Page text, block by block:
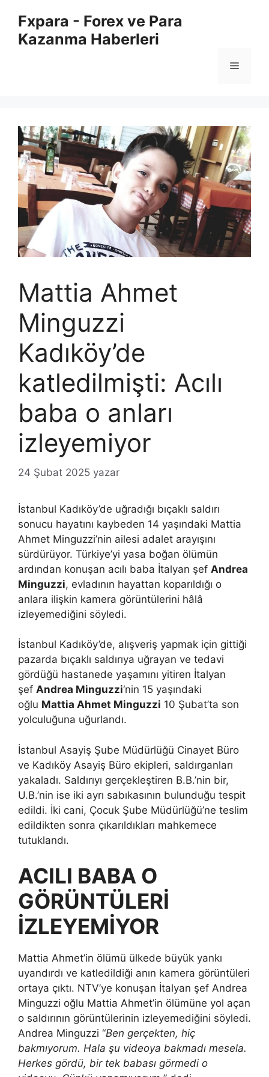
Fxpara - Forex ve Para
Kazanma Haberleri
Menü
Mattia Ahmet
Minguzzi
Kadıköy’de
katledilmişti: Acılı
baba o anları
izleyemiyor
24 Şubat 2025 yazar
İstanbul Kadıköy’de uğradığı bıçaklı saldırı
sonucu hayatını kaybeden 14 yaşındaki Mattia
Ahmet Minguzzi’nin ailesi adalet arayışını
sürdürüyor. Türkiye’yi yasa boğan ölümün
ardından konuşan acılı baba İtalyan şef Andrea
Minguzzi, evladının hayattan koparıldığı o
anlara ilişkin kamera görüntülerini hâlâ
izleyemediğini söyledi.
İstanbul Kadıköy’de, alışveriş yapmak için gittiği
pazarda bıçaklı saldırıya uğrayan ve tedavi
gördüğü hastanede yaşamını yitiren İtalyan
şef Andrea Minguzzi‘nin 15 yaşındaki
oğlu Mattia Ahmet Minguzzi 10 Şubat’ta son
yolculuğuna uğurlandı.
İstanbul Asayiş Şube Müdürlüğü Cinayet Büro
ve Kadıköy Asayiş Büro ekipleri, saldırganları
yakaladı. Saldırıyı gerçekleştiren B.B.’nin bir,
U.B.’nin ise iki ayrı sabıkasının bulunduğu tespit
edildi. İki cani, Çocuk Şube Müdürlüğü’ne teslim
edildikten sonra çıkarıldıkları mahkemece
tutuklandı.
ACILI BABA O
GÖRÜNTÜLERİ
İZLEYEMİYOR
Mattia Ahmet’in ölümü ülkede büyük yankı
uyandırdı ve katledildiği anın kamera görüntüleri
ortaya çıktı. NTV’ye konuşan İtalyan şef Andrea
Minguzzi oğlu Mattia Ahmet’in ölümüne yol açan
o saldırının görüntülerinin izleyemediğini söyledi.
Andrea Minguzzi “Ben gerçekten, hiç
bakmıyorum. Hala şu videoya bakmadı mesela.
Herkes gördü, bir tek babası görmedi o